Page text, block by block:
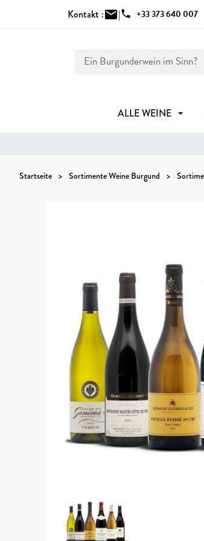
Kontakt :mail|phone +33 373 640 007
ALLE WEINE
Startseite Sortimente Weine Burgund